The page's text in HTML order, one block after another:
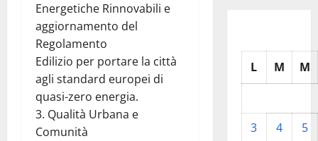
Energetiche Rinnovabili e
aggiornamento del
Regolamento
Edilizio per portare la città
agli standard europei di
quasi-zero energia.
3. Qualità Urbana e
Comunità
L M M
3 4
5